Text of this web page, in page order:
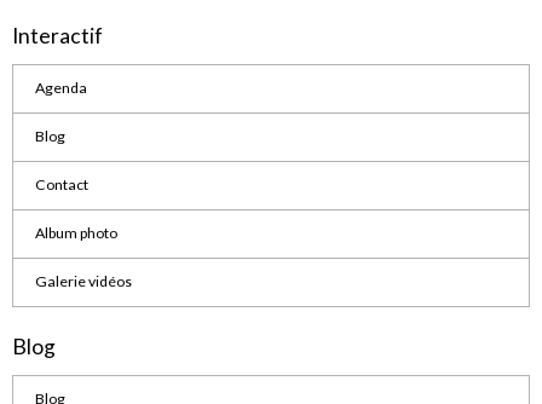
Interactif
Agenda
Blog
Contact
Album photo
Galerie vidéos
Blog
Blog